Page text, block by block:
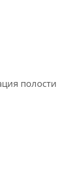
полости